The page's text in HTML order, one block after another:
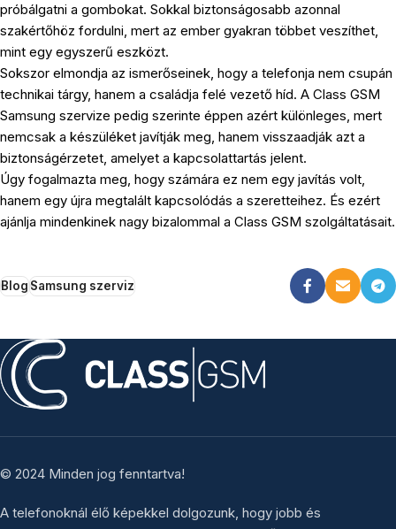
próbálgatni a gombokat. Sokkal biztonságosabb azonnal
szakértőhöz fordulni, mert az ember gyakran többet veszíthet,
mint egy egyszerű eszközt.
Sokszor elmondja az ismerőseinek, hogy a telefonja nem csupán
technikai tárgy, hanem a családja felé vezető híd. A Class GSM
Samsung szervize pedig szerinte éppen azért különleges, mert
nemcsak a készüléket javítják meg, hanem visszaadják azt a
biztonságérzetet, amelyet a kapcsolattartás jelent.
Úgy fogalmazta meg, hogy számára ez nem egy javítás volt,
hanem egy újra megtalált kapcsolódás a szeretteihez. És ezért
ajánlja mindenkinek nagy bizalommal a Class GSM szolgáltatásait.
BlogSamsung szerviz
© 2024 Minden jog fenntartva!
A telefonoknál élő képekkel dolgozunk, hogy jobb és